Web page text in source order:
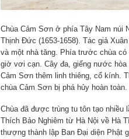
Chùa Cảm Sơn ở phía Tây Nam núi
Thịnh Đức (1653-1658). Tác giả
và một nhà tăng. Phía trước chùa
giờ vơi cạn. Cây đa, giếng nước hòa
Cảm Sơn thêm linh thiêng, cổ kính.
chùa Cảm Sơn bị phá hủy hoàn toàn.
Chùa đã được trùng tu tôn tạo nhiều
Thích Bảo Nghiêm từ Hà Nội về Hà
thượng thành lập Ban Đại diện Phật